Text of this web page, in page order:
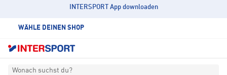
INTERSPORT App downloaden
WÄHLE DEINEN SHOP
Wonach suchst du?